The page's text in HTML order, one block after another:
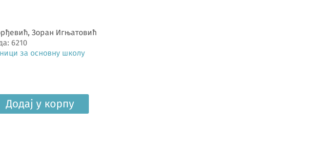
Зоран Игњатовић
6210
за основну школу
Додај у корпу